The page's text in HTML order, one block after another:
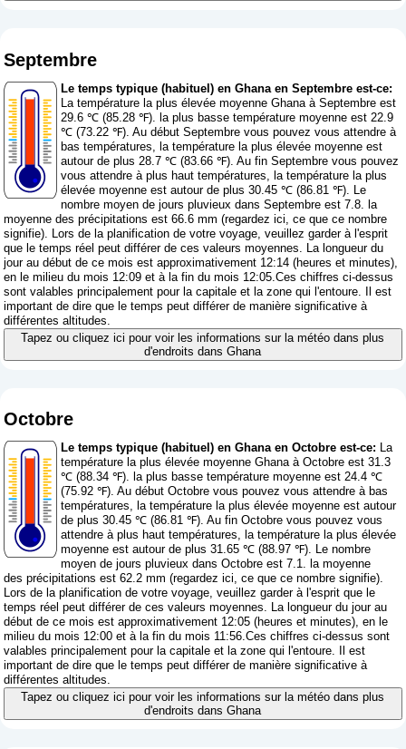
Septembre
Le temps typique (habituel) en Ghana en Septembre est-ce:
La température la plus élevée moyenne Ghana à Septembre est
29.6 ℃ (85.28 ℉). la plus basse température moyenne est 22.9
℃ (73.22 ℉). Au début Septembre vous pouvez vous attendre à
bas températures, la température la plus élevée moyenne est
autour de plus 28.7 ℃ (83.66 ℉). Au fin Septembre vous pouvez
vous attendre à plus haut températures, la température la plus
élevée moyenne est autour de plus 30.45 ℃ (86.81 ℉). Le
nombre moyen de jours pluvieux dans Septembre est 7.8. la
moyenne des précipitations est 66.6 mm (regardez ici, ce que ce nombre
signifie). Lors de la planification de votre voyage, veuillez garder à l'esprit
que le temps réel peut différer de ces valeurs moyennes. La longueur du
jour au début de ce mois est approximativement 12:14 (heures et minutes),
en le milieu du mois 12:09 et à la fin du mois 12:05.Ces chiffres ci-dessus
sont valables principalement pour la capitale et la zone qui l'entoure. Il est
important de dire que le temps peut différer de manière significative à
différentes altitudes.
Tapez ou cliquez ici pour voir les informations sur la météo dans plus
d'endroits dans Ghana
Octobre
Le temps typique (habituel) en Ghana en Octobre est-ce: La
température la plus élevée moyenne Ghana à Octobre est 31.3
℃ (88.34 ℉). la plus basse température moyenne est 24.4 ℃
(75.92 ℉). Au début Octobre vous pouvez vous attendre à bas
températures, la température la plus élevée moyenne est autour
de plus 30.45 ℃ (86.81 ℉). Au fin Octobre vous pouvez vous
attendre à plus haut températures, la température la plus élevée
moyenne est autour de plus 31.65 ℃ (88.97 ℉). Le nombre
moyen de jours pluvieux dans Octobre est 7.1. la moyenne
des précipitations est 62.2 mm (regardez ici, ce que ce nombre signifie).
Lors de la planification de votre voyage, veuillez garder à l'esprit que le
temps réel peut différer de ces valeurs moyennes. La longueur du jour au
début de ce mois est approximativement 12:05 (heures et minutes), en le
milieu du mois 12:00 et à la fin du mois 11:56.Ces chiffres ci-dessus sont
valables principalement pour la capitale et la zone qui l'entoure. Il est
important de dire que le temps peut différer de manière significative à
différentes altitudes.
Tapez ou cliquez ici pour voir les informations sur la météo dans plus
d'endroits dans Ghana